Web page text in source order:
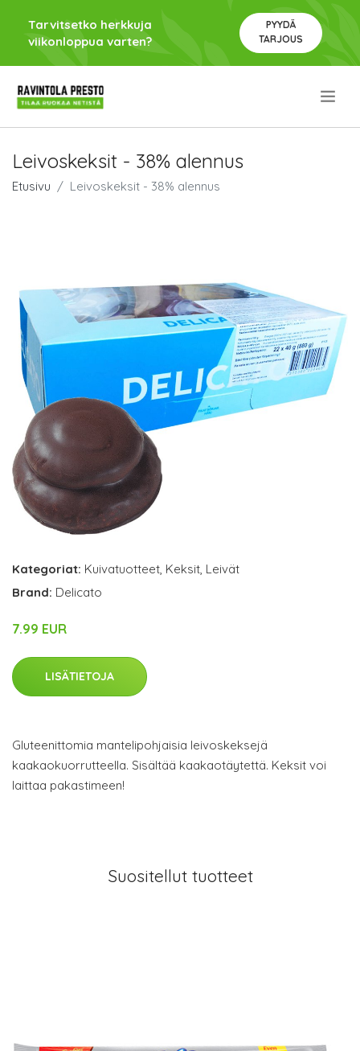
Tarvitsetko herkkuja
viikonloppua varten?
PYYDÄ
TARJOUS
Leivoskeksit - 38% alennus
Etusivu Leivoskeksit - 38% alennus
Kategoriat: Kuivatuotteet, Keksit, Leivät
Brand: Delicato
7.99 EUR
LISÄTIETOJA
Gluteenittomia mantelipohjaisia leivoskeksejä
kaakaokuorrutteella. Sisältää kaakaotäytettä. Keksit voi
laittaa pakastimeen!
Suositellut tuotteet